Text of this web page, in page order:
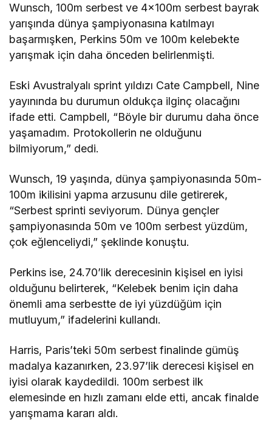
Wunsch, 100m serbest ve 4x100m serbest bayrak
yarışında dünya şampiyonasına katılmayı
başarmışken, Perkins 50m ve 100m kelebekte
yarışmak için daha önceden belirlenmişti.
Eski Avustralyalı sprint yıldızı Cate Campbell, Nine
yayınında bu durumun oldukça ilginç olacağını
ifade etti. Campbell, “Böyle bir durumu daha önce
yaşamadım. Protokollerin ne olduğunu
bilmiyorum,” dedi.
Wunsch, 19 yaşında, dünya şampiyonasında 50m-
100m ikilisini yapma arzusunu dile getirerek,
“Serbest sprinti seviyorum. Dünya gençler
şampiyonasında 50m ve 100m serbest yüzdüm,
çok eğlenceliydi,” şeklinde konuştu.
Perkins ise, 24.70’lik derecesinin kişisel en iyisi
olduğunu belirterek, “Kelebek benim için daha
önemli ama serbestte de iyi yüzdüğüm için
mutluyum,” ifadelerini kullandı.
Harris, Paris’teki 50m serbest finalinde gümüş
madalya kazanırken, 23.97’lik derecesi kişisel en
iyisi olarak kaydedildi. 100m serbest ilk
elemesinde en hızlı zamanı elde etti, ancak finalde
yarışmama kararı aldı.